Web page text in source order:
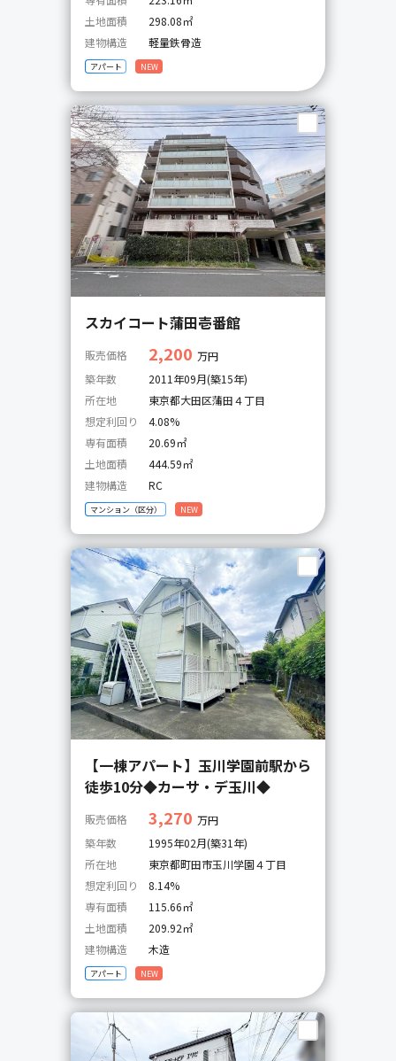
土地面積
298.08㎡
建物構造
軽量鉄骨造
アパート NEW
スカイコート蒲田壱番館
販売価格 2,200 万円
築年数
2011年09月(築15年)
所在地
東京都大田区蒲田４丁目
想定利回り
4.08%
専有面積
20.69㎡
土地面積
444.59㎡
建物構造
RC
マンション（区分） NEW
【一棟アパート】玉川学園前駅から
徒歩10分◆カーサ・デ玉川◆
販売価格 3,270 万円
築年数
1995年02月(築31年)
所在地
東京都町田市玉川学園４丁目
想定利回り
8.14%
専有面積
115.66㎡
土地面積
209.92㎡
建物構造
木造
アパート NEW